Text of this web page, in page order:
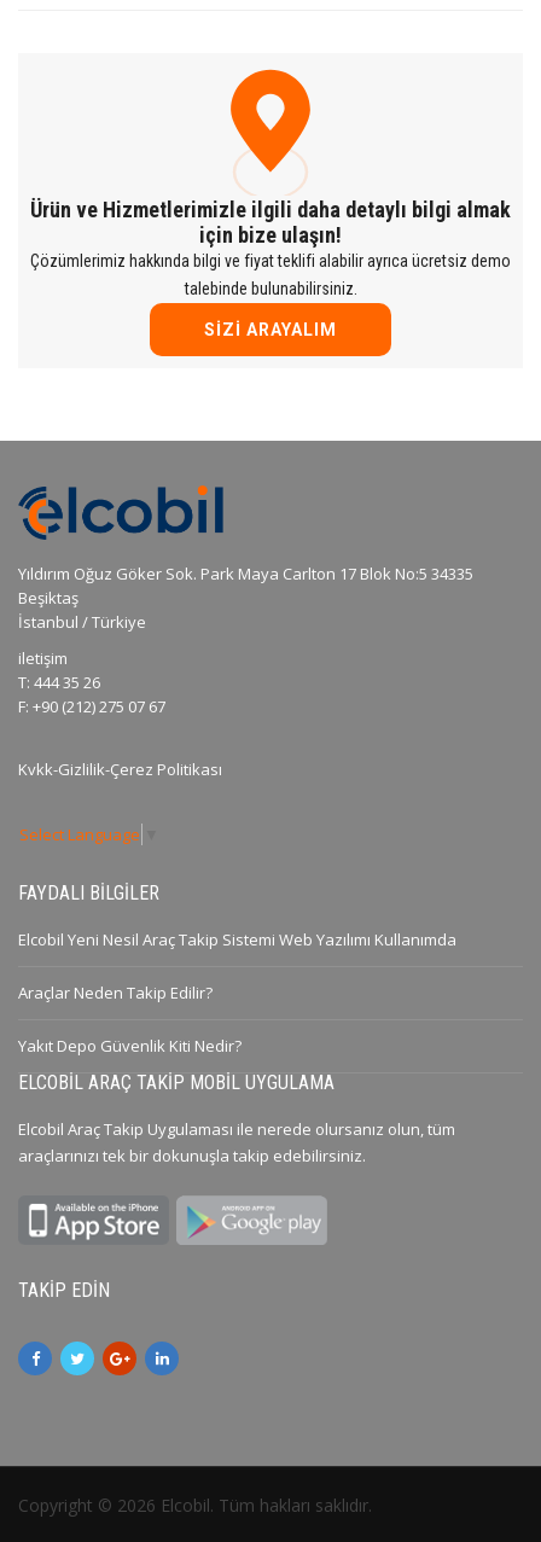
Ürün ve Hizmetlerimizle ilgili daha detaylı bilgi almak
için bize ulaşın!
Çözümlerimiz hakkında bilgi ve fiyat teklifi alabilir ayrıca ücretsiz demo
talebinde bulunabilirsiniz.
SIZI ARAYALIM
Yıldırım Oğuz Göker Sok. Park Maya Carlton 17 Blok No:5 34335
Beşiktaş
İstanbul / Türkiye
iletişim
T: 444 35 26
F: +90 (212) 275 07 67
Kvkk-Gizlilik-Çerez Politikası
Select Language
FAYDALI BILGILER
Elcobil Yeni Nesil Araç Takip Sistemi Web Yazılımı Kullanımda
Araçlar Neden Takip Edilir?
Yakıt Depo Güvenlik Kiti Nedir?
ELCOBIL ARAÇ TAKIP MOBIL UYGULAMA
Elcobil Araç Takip Uygulaması ile nerede olursanız olun, tüm
araçlarınızı tek bir dokunuşla takip edebilirsiniz.
TAKIP EDIN
Copyright © 2026 Elcobil. Tüm hakları saklıdır.